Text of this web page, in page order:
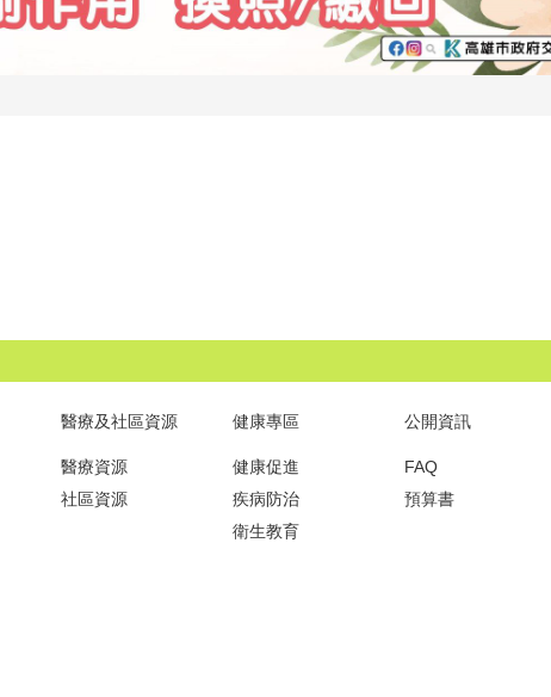
醫療及社區資源
醫療資源
社區資源
健康專區
健康促進
疾病防治
衛生教育
公開資訊
FAQ
預算書